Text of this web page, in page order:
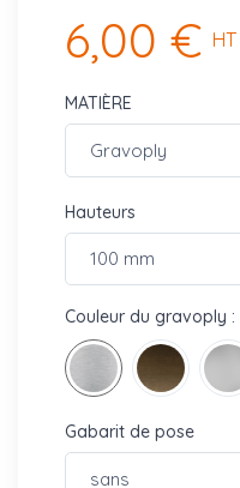
6,00 € HT
MATIÈRE
Hauteurs
Couleur du gravoply :
Gabarit de pose